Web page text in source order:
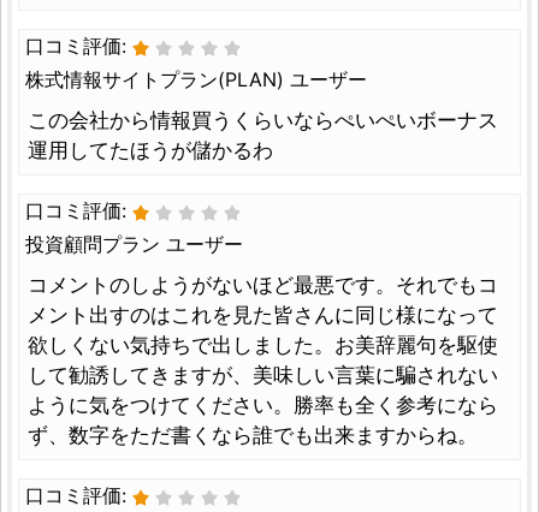
口コミ評価:
株式情報サイトプラン(PLAN) ユーザー
この会社から情報買うくらいならぺいぺいボーナス
運用してたほうが儲かるわ
口コミ評価:
投資顧問プラン ユーザー
コメントのしようがないほど最悪です。それでもコ
メント出すのはこれを見た皆さんに同じ様になって
欲しくない気持ちで出しました。お美辞麗句を駆使
して勧誘してきますが、美味しい言葉に騙されない
ように気をつけてください。勝率も全く参考になら
ず、数字をただ書くなら誰でも出来ますからね。
口コミ評価: